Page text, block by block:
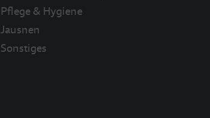
Pflege & Hygiene
Jausnen
Sonstiges